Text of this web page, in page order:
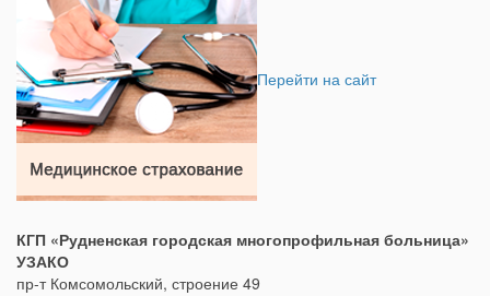
Перейти на сайт
КГП «Рудненская городская многопрофильная больница»
УЗАКО
пр-т Комсомольский, строение 49